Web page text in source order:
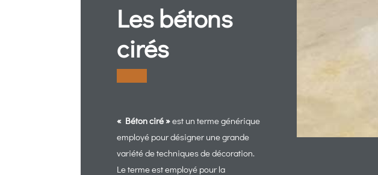
Les bétons
cirés
« Béton ciré »est un terme générique
employé pour désigner une grande
variété de techniques de décoration.
Le terme est employé pour la